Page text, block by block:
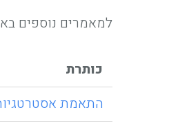
למאמרים נוספים
כותרת
התאמת